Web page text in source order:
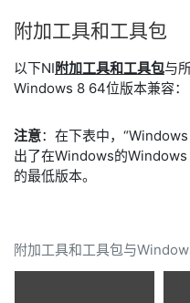
附加工具和工具包
以下NI附加工具和工具包与
Windows 8 64位版本兼容：
注意：在下表中，
出了在Windows的
的最低版本。
附加工具和工具包与